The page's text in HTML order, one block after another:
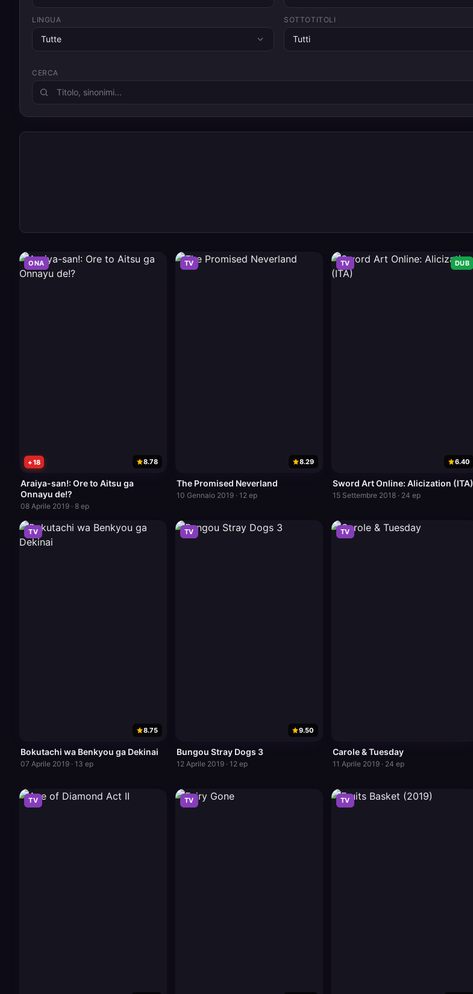
LINGUA
Tutte
SOTTOTITOLI
Tutti
CERCA
ONA
8.78
+18
Araiya-san!: Ore to Aitsu ga
Onnayu de!?
08 Aprile 2019 · 8 ep
TV
8.29
The Promised Neverland
10 Gennaio 2019 · 12 ep
TV DUB
6.40
Sword Art Online: Alicization (ITA)
15 Settembre 2018 · 24 ep
TV
8.75
Bokutachi wa Benkyou ga Dekinai
07 Aprile 2019 · 13 ep
TV
9.50
Bungou Stray Dogs 3
12 Aprile 2019 · 12 ep
TV
Carole & Tuesday
11 Aprile 2019 · 24 ep
TV TV TV